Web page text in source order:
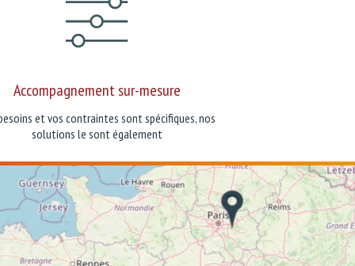
Accompagnement sur-mesure
et vos contraintes sont spécifiques, nos
solutions le sont également